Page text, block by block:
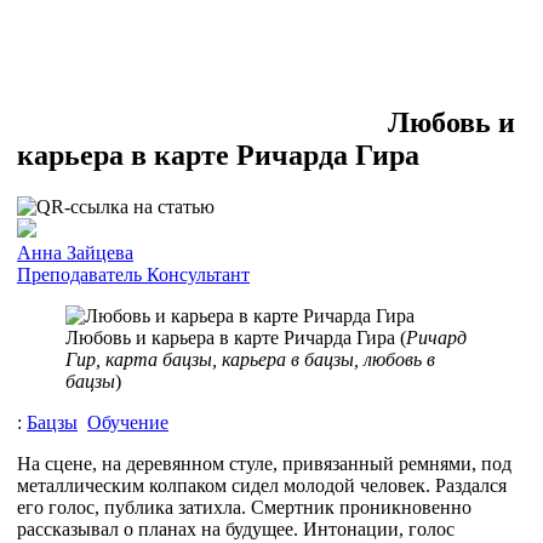
Любовь и
карьера в карте Ричарда Гира
Анна Зайцева
Преподаватель Консультант
Любовь и карьера в карте Ричарда Гира (Ричард
Гир, карта бацзы, карьера в бацзы, любовь в
бацзы)
: Бацзы Обучение
На сцене, на деревянном стуле, привязанный ремнями, под
металлическим колпаком сидел молодой человек. Раздался
его голос, публика затихла. Смертник проникновенно
рассказывал о планах на будущее. Интонации, голос